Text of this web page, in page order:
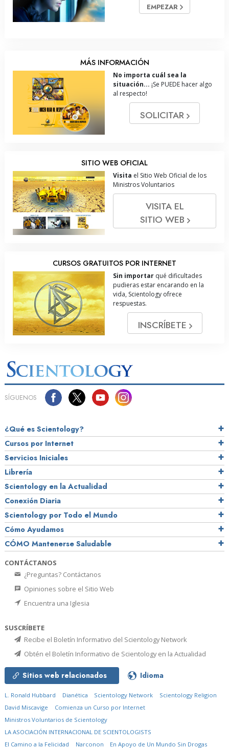
EMPEZAR
MÁS INFORMACIÓN
No importa cuál sea la
situación... ¡Se PUEDE hacer algo
al respecto!
SOLICITAR
SITIO WEB OFICIAL
Visita el Sitio Web Oficial de los
Ministros Voluntarios
VISITA EL
SITIO WEB
CURSOS GRATUITOS POR INTERNET
Sin importar qué dificultades
pudieras estar encarando en la
vida, Scientology ofrece
respuestas.
INSCRÍBETE
SÍGUENOS
¿Qué es Scientology?
Cursos por Internet
Servicios Iniciales
Librería
Scientology en la Actualidad
Conexión Diaria
Scientology por Todo el Mundo
Cómo Ayudamos
CÓMO Mantenerse Saludable
CONTÁCTANOS
¿Preguntas? Contáctanos
Opiniones sobre el Sitio Web
Encuentra una Iglesia
SUSCRÍBETE
Recibe el Boletín Informativo del Scientology Network
Obtén el Boletín Informativo de Scientology en la Actualidad
Sitios web relacionados Idioma
L. Ronald Hubbard Dianética Scientology Network
Scientology Religion
David Miscavige
Comienza un Curso por Internet
Ministros Voluntarios de Scientology
LA ASOCIACIÓN INTERNACIONAL DE SCIENTOLOGISTS
El Camino a la Felicidad
Narconon En Apoyo de Un Mundo Sin Drogas